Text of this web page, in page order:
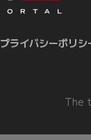
プライバシーポリシ
The